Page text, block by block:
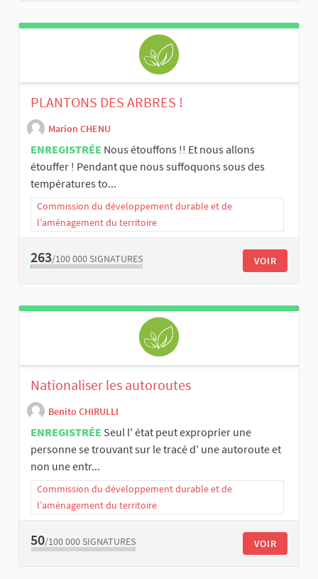
PLANTONS DES ARBRES !
Marion CHENU
ENREGISTRÉE Nous étouffons !! Et nous allons
étouffer ! Pendant que nous suffoquons sous des
températures to...
Commission du développement durable et de
l’aménagement du territoire
263/100 000 SIGNATURES VOIR
Nationaliser les autoroutes
Benito CHIRULLI
ENREGISTRÉE Seul l' état peut exproprier une
personne se trouvant sur le tracé d' une autoroute et
non une entr...
Commission du développement durable et de
l’aménagement du territoire
50/100 000 SIGNATURES VOIR